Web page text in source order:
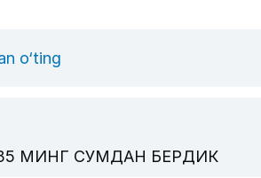
o‘ting
МИНГ СУМДАН БЕРДИК